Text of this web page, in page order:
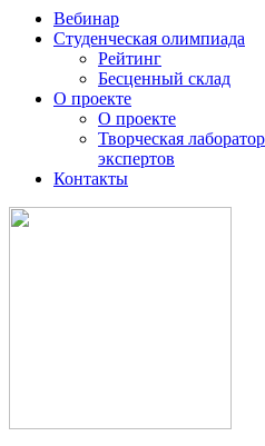
Вебинар
Студенческая олимпиада
Рейтинг
Бесценный склад
О проекте
О проекте
Творческая
экспертов
Контакты